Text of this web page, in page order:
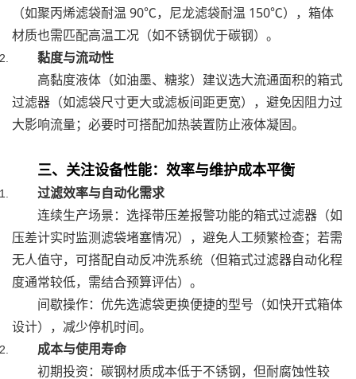
（如聚丙烯滤袋耐温 90℃，尼龙滤袋耐温 150℃），箱体
材质也需匹配高温工况（如不锈钢优于碳钢）。
黏度与流动性
高黏度液体（如油墨、糖浆）建议选大流通面积的箱式
过滤器（如滤袋尺寸更大或滤板间距更宽），避免因阻力过
大影响流量；必要时可搭配加热装置防止液体凝固。
三、关注设备性能：效率与维护成本平衡
过滤效率与自动化需求
连续生产场景：选择带压差报警功能的箱式过滤器（如
压差计实时监测滤袋堵塞情况），避免人工频繁检查；若需
无人值守，可搭配自动反冲洗系统（但箱式过滤器自动化程
度通常较低，需结合预算评估）。
间歇操作：优先选滤袋更换便捷的型号（如快开式箱体
设计），减少停机时间。
成本与使用寿命
初期投资：碳钢材质成本低于不锈钢，但耐腐蚀性较